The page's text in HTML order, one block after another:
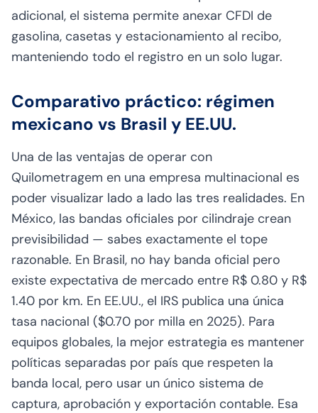
adicional, el sistema permite anexar CFDI de
gasolina, casetas y estacionamiento al recibo,
manteniendo todo el registro en un solo lugar.
Comparativo práctico: régimen
mexicano vs Brasil y EE.UU.
Una de las ventajas de operar con
Quilometragem en una empresa multinacional es
poder visualizar lado a lado las tres realidades. En
México, las bandas oficiales por cilindraje crean
previsibilidad — sabes exactamente el tope
razonable. En Brasil, no hay banda oficial pero
existe expectativa de mercado entre R$ 0.80 y R$
1.40 por km. En EE.UU., el IRS publica una única
tasa nacional ($0.70 por milla en 2025). Para
equipos globales, la mejor estrategia es mantener
políticas separadas por país que respeten la
banda local, pero usar un único sistema de
captura, aprobación y exportación contable. Esa